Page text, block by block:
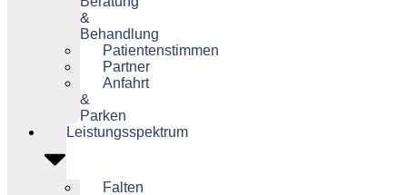
&
Behandlung
Patientenstimmen
Partner
Anfahrt
&
Parken
Leistungsspektrum
Falten